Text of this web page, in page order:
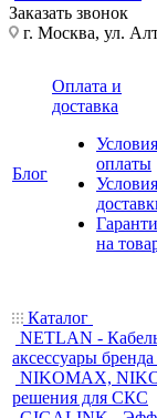
Заказать звонок
г. Москва, ул.
Блог
Оплата и
доставка
Условия
оплаты
Условия
на
Каталог
NETLAN -
аксессуары
NIKOMAX,
решения для СКС